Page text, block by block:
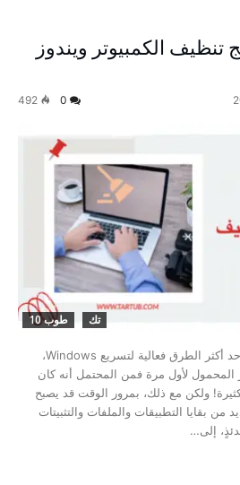
الكمبيوتر ویندوز
492
تك طوب 10
برنامج تنظيف الكومبيوتر هو أحد أكثر الطرق فعالية لتسريع Windows،
المحمول لأول مرة فمن المحتمل أنه كان
ولكن مع ذلك، بمرور الوقت قد يصبح
من بقايا التطبيقات والملفات والتثبيتات
إلى…